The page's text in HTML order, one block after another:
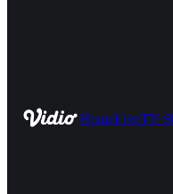
HomeLiveTV